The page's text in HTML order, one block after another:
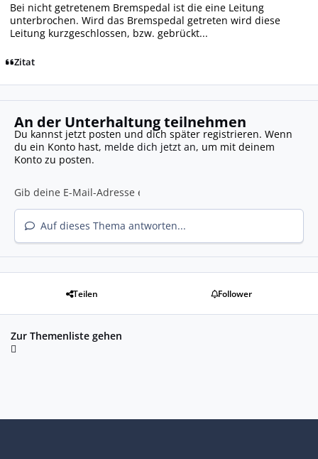
Bei nicht getretenem Bremspedal ist die eine Leitung
unterbrochen. Wird das Bremspedal getreten wird diese
Leitung kurzgeschlossen, bzw. gebrückt...
Zitat
An der Unterhaltung teilnehmen
Du kannst jetzt posten und dich später registrieren. Wenn
du ein Konto hast, melde dich jetzt an, um mit deinem
Konto zu posten.
Auf dieses Thema antworten...
Teilen Follower
Zur Themenliste gehen